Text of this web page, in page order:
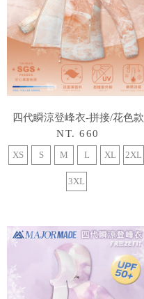
四代瞬涼登峰衣-拼接/花色款
NT. 660
XS S M L XL 2XL
3XL